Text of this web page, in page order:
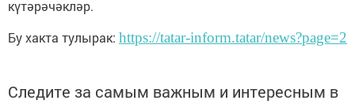
күтәрәчәкләр.
Бу хакта тулырак: https://tatar-inform.tatar/news?page=2
Следите за самым важным и интересным в